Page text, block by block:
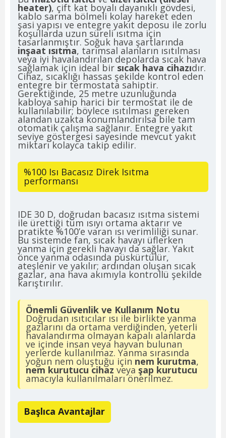
heater), çift kat boyalı dayanıklı gövdesi,
kablo sarma bölmeli kolay hareket eden
şasi yapısı ve entegre yakıt deposu ile zorlu
koşullarda uzun süreli ısıtma için
tasarlanmıştır. Soğuk hava şartlarında
inşaat ısıtma, tarımsal alanların ısıtılması
veya iyi havalandırılan depolarda sıcak hava
sağlamak için ideal bir sıcak hava cihazıdır.
Cihaz, sıcaklığı hassas şekilde kontrol eden
entegre bir termostata sahiptir.
Gerektiğinde, 25 metre uzunluğunda
kabloya sahip harici bir termostat ile de
kullanılabilir; böylece ısıtılması gereken
alandan uzakta konumlandırılsa bile tam
otomatik çalışma sağlanır. Entegre yakıt
seviye göstergesi sayesinde mevcut yakıt
miktarı kolayca takip edilir.
%100 Isı Bacasız Direk Isıtma
performansı
IDE 30 D, doğrudan bacasız ısıtma sistemi
ile ürettiği tüm ısıyı ortama aktarır ve
pratikte %100’e varan ısı verimliliği sunar.
Bu sistemde fan, sıcak havayı üflerken
yanma için gerekli havayı da sağlar. Yakıt
önce yanma odasında püskürtülür,
ateşlenir ve yakılır; ardından oluşan sıcak
gazlar, ana hava akımıyla kontrollü şekilde
karıştırılır.
Önemli Güvenlik ve Kullanım Notu
Doğrudan ısıtıcılar ısı ile birlikte yanma
gazlarını da ortama verdiğinden, yeterli
havalandırma olmayan kapalı alanlarda
ve içinde insan veya hayvan bulunan
yerlerde kullanılmaz. Yanma sırasında
yoğun nem oluştuğu için nem kurutma,
nem kurutucu cihaz veya şap kurutucu
amacıyla kullanılmaları önerilmez.
Başlıca Avantajlar